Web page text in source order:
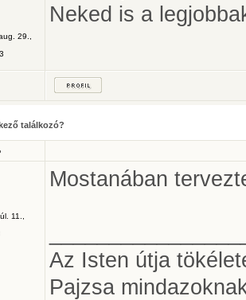
29.,
Neked is a
találkozó?
11.,
Mostanában
Az Isten útja
Pajzsa